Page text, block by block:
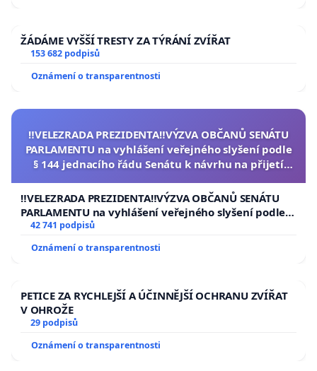
ŽÁDÁME VYŠŠÍ TRESTY ZA TÝRÁNÍ ZVÍŘAT
153 682 podpisů
Oznámení o transparentnosti
‼️VELEZRADA PREZIDENTA‼️VÝZVA OBČANŮ SENÁTU
PARLAMENTU na vyhlášení veřejného slyšení podle
§ 144 jednacího řádu Senátu k návrhu na přijetí
republiky
‼️VELEZRADA PREZIDENTA‼️VÝZVA OBČANŮ SENÁTU
PARLAMENTU na vyhlášení veřejného slyšení podle §
144 jednacího řádu Senátu k návrhu na přijetí
usnesení k podání ústavní žaloby na prezidenta
republiky
42 741 podpisů
Oznámení o transparentnosti
PETICE ZA RYCHLEJŠÍ A ÚČINNĚJŠÍ OCHRANU ZVÍŘAT
V OHROŽE
29 podpisů
Oznámení o transparentnosti